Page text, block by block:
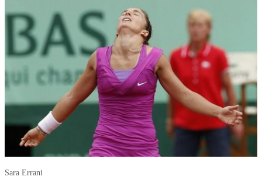
Sara Errani